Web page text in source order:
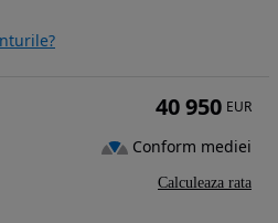
40 950 EUR
Conform mediei
Calculeaza rata